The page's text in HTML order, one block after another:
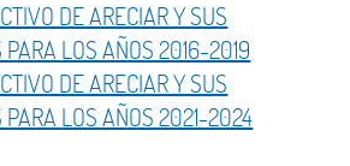
DE ARECIAR Y SUS
LOS AÑOS 2016-2019
DE ARECIAR Y SUS
LOS AÑOS 2021-2024